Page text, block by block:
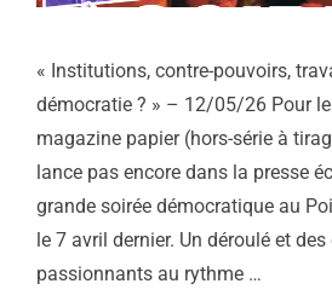
« Institutions, contre-pouvoirs,
démocratie ? » – 12/05/26 Pour
magazine papier (hors-série à
lance pas encore dans la presse
grande soirée démocratique au
le 7 avril dernier. Un déroulé et
passionnants au rythme …